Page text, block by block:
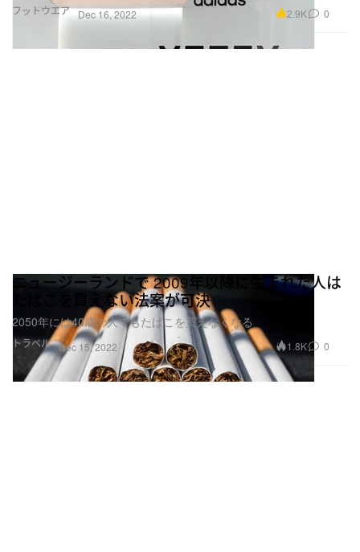
フットウエア Dec 16, 2022 2.9K 0
トラベル
ニュージーランドで 2009年以降に生まれた人は
たばこを買えない法案が可決
2050年には40歳の人でもたばこを買えなくなる
Dec 15, 2022 1.8K 0